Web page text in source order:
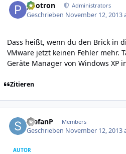
photron Administrators
Geschrieben November 12, 2013
Dass heißt, wenn du den Brick in
VMware jetzt keinen Fehler mehr.
Geräte Manager von Windows XP
Zitieren
StefanP Members
Geschrieben November 12, 2013
AUTOR